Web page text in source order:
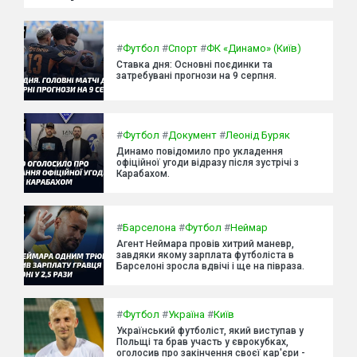
#Футбол #Спорт #ФК «Динамо» (Київ)
Ставка дня: Основні поєдинки та
затребувані прогнози на 9 серпня.
#Футбол #Документ #Леонід Буряк
Динамо повідомило про укладення
офіційної угоди відразу після зустрічі з
Карабахом.
#Барселона #Футбол #Неймар
Агент Неймара провів хитрий маневр,
завдяки якому зарплата футболіста в
Барселоні зросла вдвічі і ще на півраза.
#Футбол #Україна #Київ
Український футболіст, який виступав у
Польщі та брав участь у єврокубках,
оголосив про закінчення своєї кар'єри -